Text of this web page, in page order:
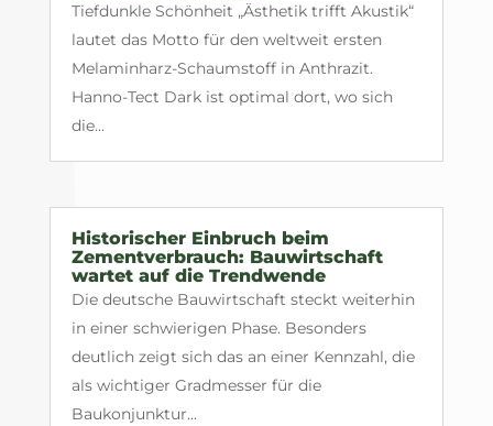
Tiefdunkle Schönheit „Ästhetik trifft Akustik“
lautet das Motto für den weltweit ersten
Melaminharz-Schaumstoff in Anthrazit.
Hanno-Tect Dark ist optimal dort, wo sich
die...
Historischer Einbruch beim
Zementverbrauch: Bauwirtschaft
wartet auf die Trendwende
Die deutsche Bauwirtschaft steckt weiterhin
in einer schwierigen Phase. Besonders
deutlich zeigt sich das an einer Kennzahl, die
als wichtiger Gradmesser für die
Baukonjunktur...